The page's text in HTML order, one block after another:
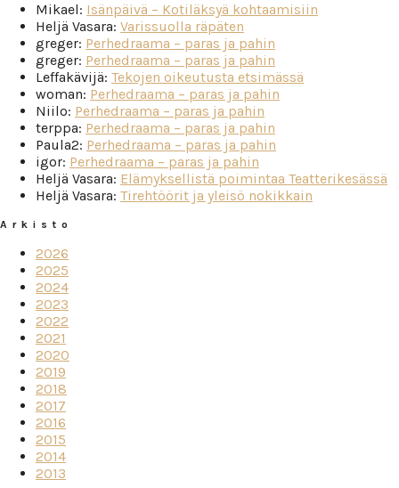
Mikael: Isänpäivä – Kotiläksyä kohtaamisiin
Heljä Vasara: Varissuolla räpäten
greger: Perhedraama – paras ja pahin
greger: Perhedraama – paras ja pahin
Leffakävijä: Tekojen oikeutusta etsimässä
woman: Perhedraama – paras ja pahin
Niilo: Perhedraama – paras ja pahin
terppa: Perhedraama – paras ja pahin
Paula2: Perhedraama – paras ja pahin
igor: Perhedraama – paras ja pahin
Heljä Vasara: Elämyksellistä poimintaa Teatterikesässä
Heljä Vasara: Tirehtöörit ja yleisö nokikkain
Arkisto
2026
2025
2024
2023
2022
2021
2020
2019
2018
2017
2016
2015
2014
2013